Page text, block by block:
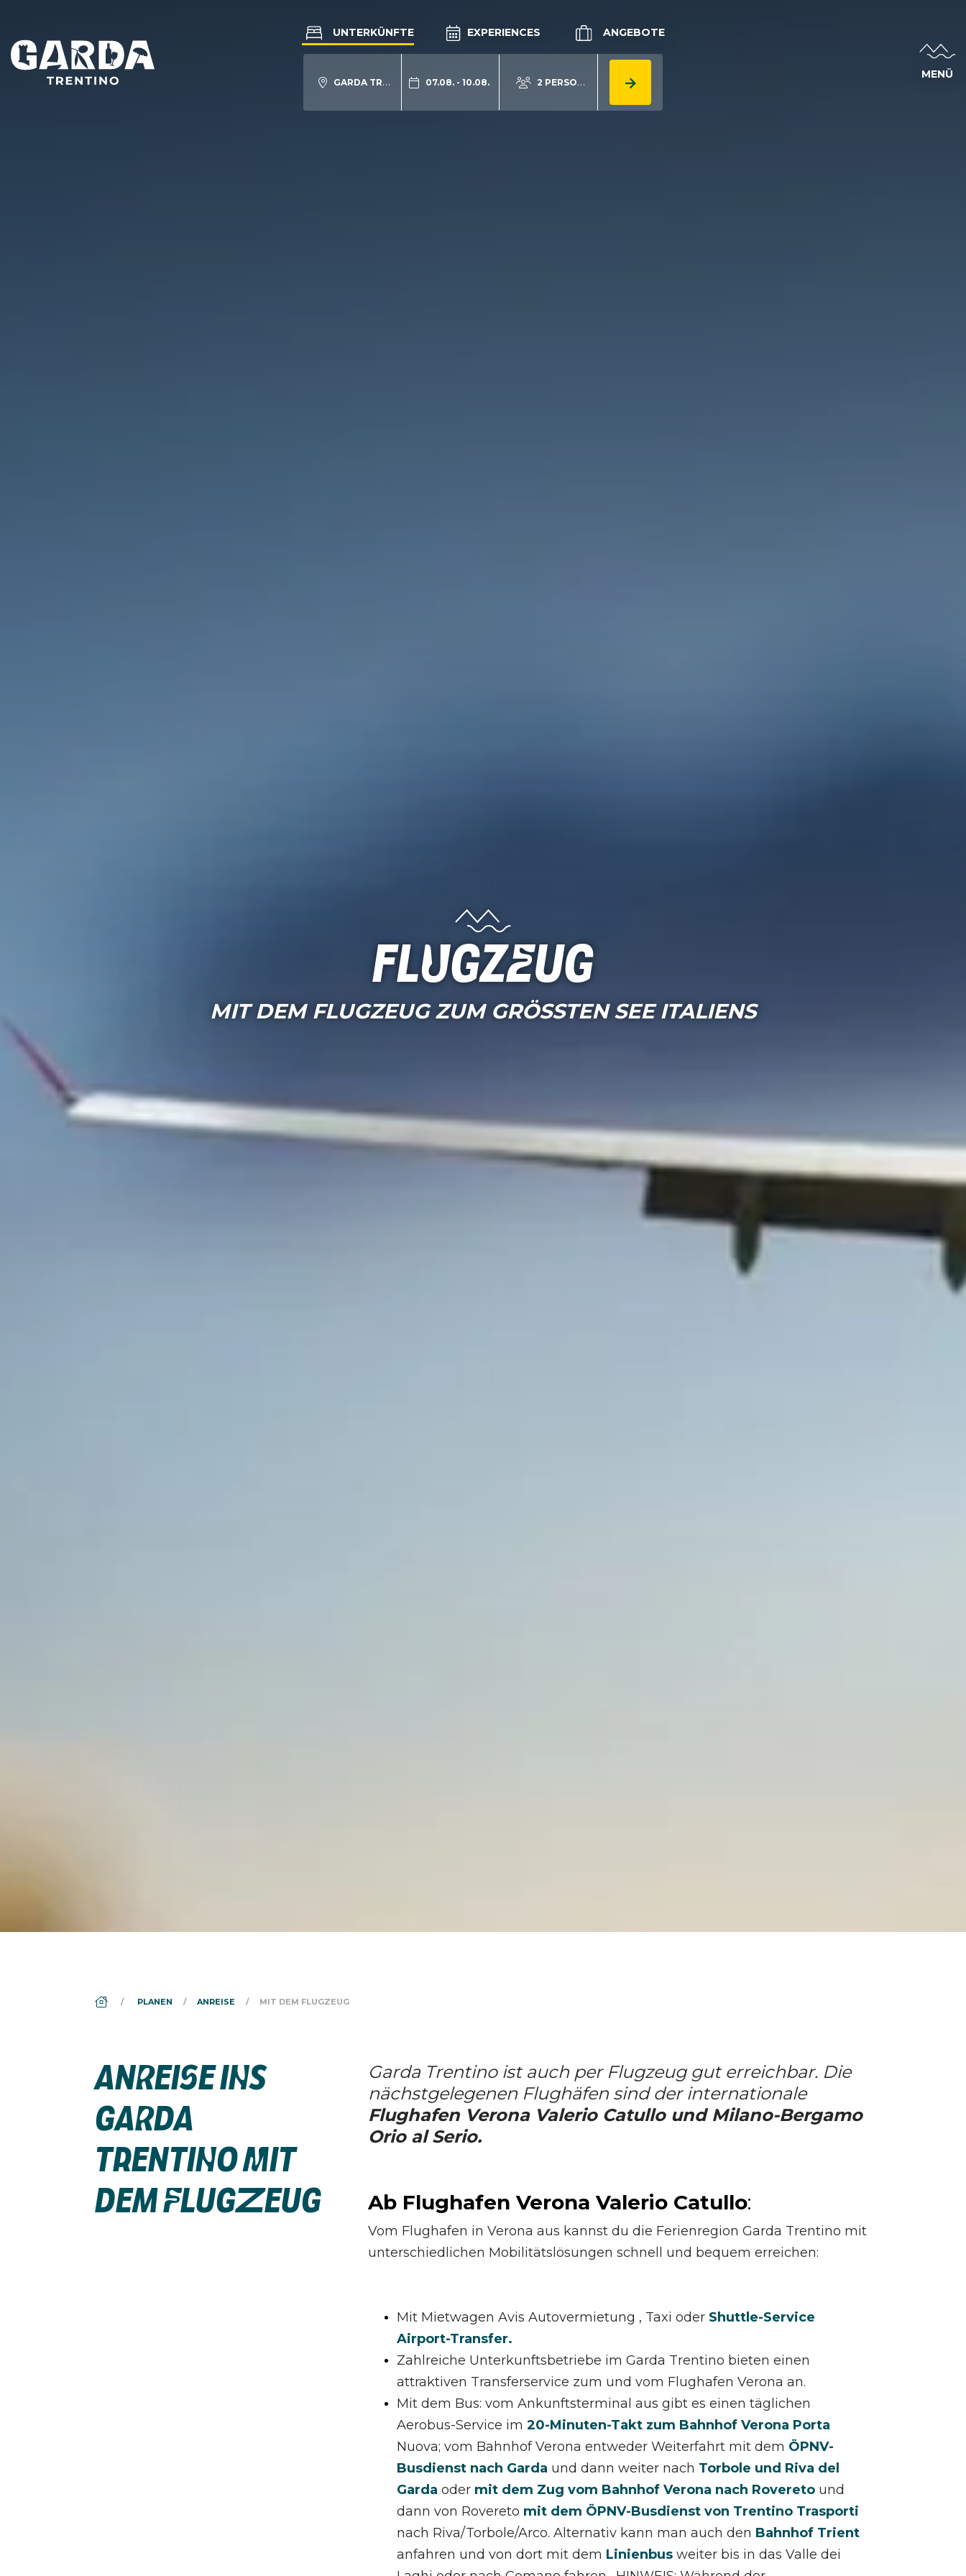
UNTERKÜNFTE EXPERIENCES ANGEBOTE
GARDA TRENTINO 07.08. - 10.08. 2 PERSONEN
MENÜ
Flugzeug
MIT DEM FLUGZEUG ZUM GRÖSSTEN SEE ITALIENS
DS_BREADCRUMB.HOME
PLANEN ANREISE MIT DEM FLUGZEUG
ANREISE INS
GARDA
TRENTINO MIT
DEM FLUGZEUG
Garda Trentino ist auch per Flugzeug gut erreichbar. Die
nächstgelegenen Flughäfen sind der internationale
Flughafen Verona Valerio Catullo und Milano-Bergamo
Orio al Serio.
Ab Flughafen Verona Valerio Catullo:
Vom Flughafen in Verona aus kannst du die Ferienregion Garda Trentino mit
unterschiedlichen Mobilitätslösungen schnell und bequem erreichen:
Mit Mietwagen Avis Autovermietung , Taxi oder Shuttle-Service
Airport-Transfer.
Zahlreiche Unterkunftsbetriebe im Garda Trentino bieten einen
attraktiven Transferservice zum und vom Flughafen Verona an.
Mit dem Bus: vom Ankunftsterminal aus gibt es einen täglichen
Aerobus-Service im 20-Minuten-Takt zum Bahnhof Verona Porta
Nuova; vom Bahnhof Verona entweder Weiterfahrt mit dem ÖPNV-
Busdienst nach Garda und dann weiter nach Torbole und Riva del
Garda oder mit dem Zug vom Bahnhof Verona nach Rovereto und
dann von Rovereto mit dem ÖPNV-Busdienst von Trentino Trasporti
nach Riva/Torbole/Arco. Alternativ kann man auch den Bahnhof Trient
anfahren und von dort mit dem Linienbus weiter bis in das Valle dei